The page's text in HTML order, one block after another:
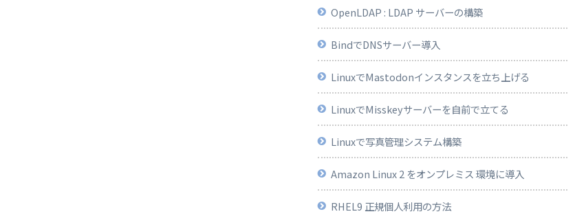
OpenLDAP : LDAP サーバーの構築
BindでDNSサーバー導入
LinuxでMastodonインスタンスを立ち上げる
LinuxでMisskeyサーバーを自前で立てる
Linuxで写真管理システム構築
Amazon Linux 2 をオンプレミス 環境に導入
RHEL9 正規個人利用の方法